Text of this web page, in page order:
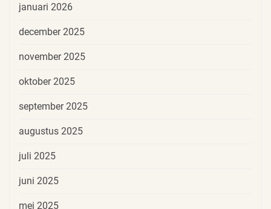
januari 2026
december 2025
november 2025
oktober 2025
september 2025
augustus 2025
juli 2025
juni 2025
mei 2025